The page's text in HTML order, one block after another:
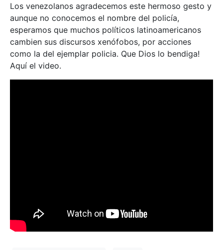
Los venezolanos agradecemos este hermoso gesto y
aunque no conocemos el nombre del policía,
esperamos que muchos políticos latinoamericanos
cambien sus discursos xenófobos, por acciones
como la del ejemplar policia. Que Dios lo bendiga!
Aquí el video.